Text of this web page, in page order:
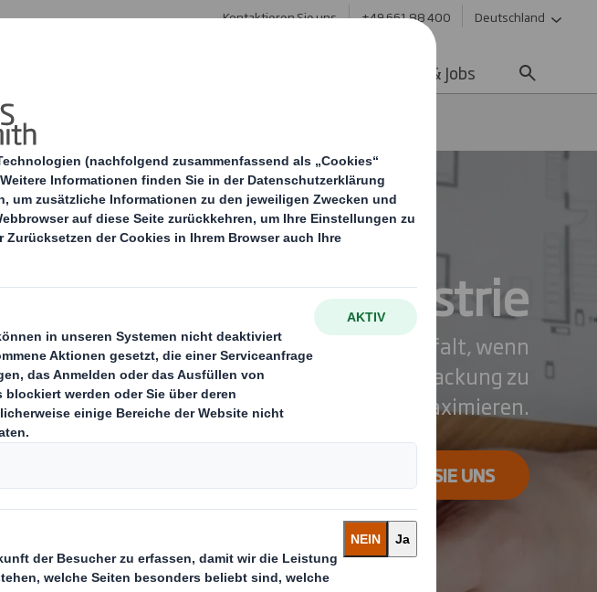
Kontaktieren Sie uns +49 661 88 400 Deutschland
Karriere & Jobs
Elektronikindustrie
Wir verfügen über die nötige Angebotsvielfalt, wenn
es darum geht, das Potenzial Ihrer Verpackung zu
maximieren.
KONTAKTIEREN SIE UNS